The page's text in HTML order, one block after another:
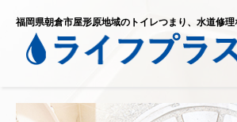
福岡県朝倉市屋形原地域のトイレつまり、水道修